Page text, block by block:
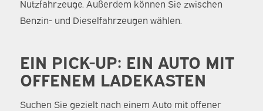
Nutzfahrzeuge. Außerdem können Sie zwischen
Benzin- und Dieselfahrzeugen wählen.
EIN PICK-UP: EIN AUTO MIT
OFFENEM LADEKASTEN
Suchen Sie gezielt nach einem Auto mit offener